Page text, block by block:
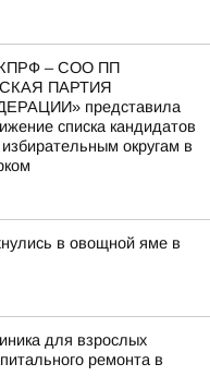
КПРФ – СОО ПП
ПАРТИЯ
представила
списка кандидатов
округам в
в овощной яме в
для взрослых
ремонта в